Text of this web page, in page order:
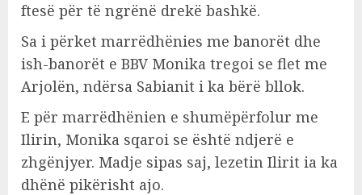
ftesë për të ngrënë drekë bashkë.
Sa i përket marrëdhënies me banorët dhe
ish-banorët e BBV Monika tregoi se flet me
Arjolën, ndërsa Sabianit i ka bërë bllok.
E për marrëdhënien e shumëpërfolur me
Ilirin, Monika sqaroi se është ndjerë e
zhgënjyer. Madje sipas saj, lezetin Ilirit ia ka
dhënë pikërisht ajo.